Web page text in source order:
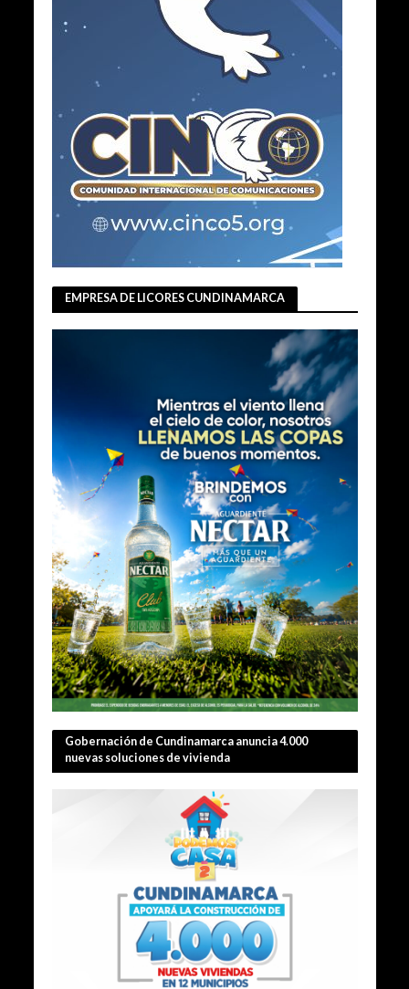
EMPRESA DE LICORES CUNDINAMARCA
Gobernación de Cundinamarca anuncia 4.000
nuevas soluciones de vivienda